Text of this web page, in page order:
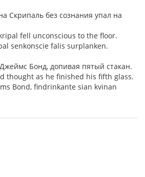
Скрипаль без сознания упал на
fell unconscious to the floor.
senkonscie falis surplanken.
Бонд, допивая пятый стакан.
thought as he finished his fifth glass.
Bond, findrinkante sian kvinan